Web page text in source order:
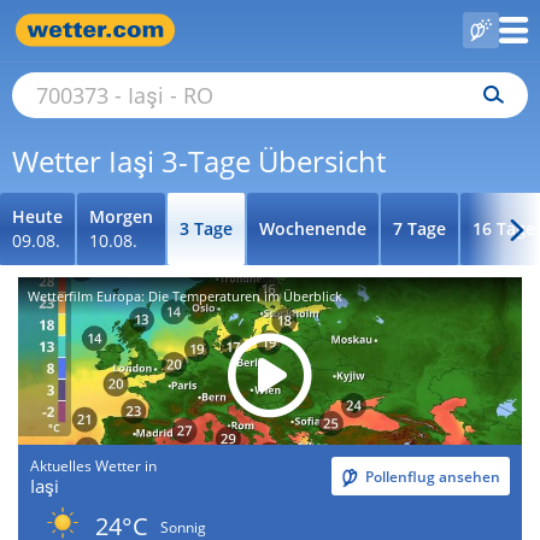
Wetter Iaşi 3-Tage Übersicht
Heute
09.08.
Morgen
10.08.
3 Tage Wochenende 7 Tage 16 Tage
Wetterfilm Europa: Die Temperaturen im Überblick
Aktuelles Wetter in
Iaşi Pollenflug ansehen
24°C
Sonnig